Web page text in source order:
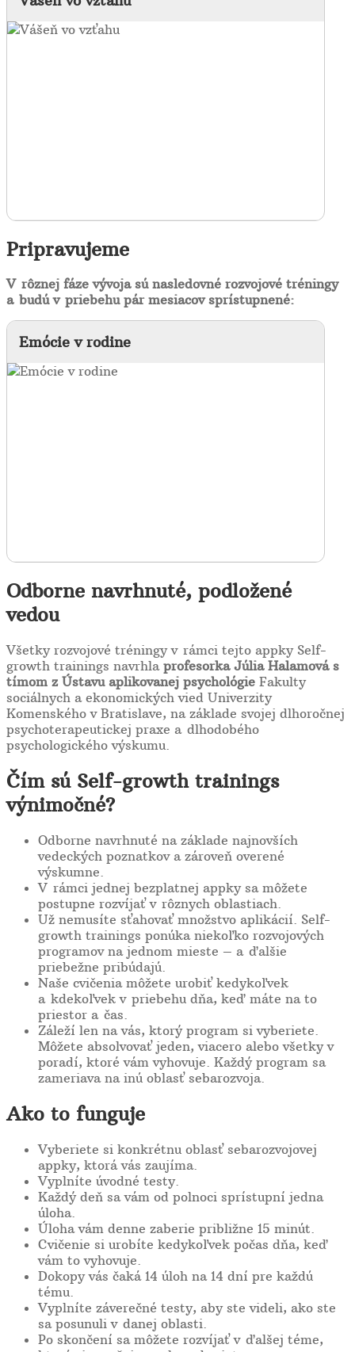
Pripravujeme
V rôznej fáze vývoja sú nasledovné rozvojové tréningy
a budú v priebehu pár mesiacov sprístupnené:
Emócie v rodine
Odborne navrhnuté, podložené
vedou
Všetky rozvojové tréningy v rámci tejto appky Self-
growth trainings navrhla profesorka Júlia Halamová s
tímom z Ústavuaplikovanej psychológie Fakulty
sociálnych a ekonomických vied Univerzity
Komenského v Bratislave, na základe svojej dlhoročnej
psychoterapeutickej praxe a dlhodobého
psychologického výskumu.
Čím sú Self-growth trainings
výnimočné?
Odborne navrhnuté na základe najnovších
vedeckých poznatkov a zároveň overené
výskumne.
V rámci jednej bezplatnej appky sa môžete
postupne rozvíjať v rôznych oblastiach.
Už nemusíte sťahovať množstvo aplikácií. Self-
growth trainings ponúka niekoľko rozvojových
programov na jednom mieste – a ďalšie
priebežne pribúdajú.
Naše cvičenia môžete urobiť kedykoľvek
a kdekoľvek v priebehu dňa, keď máte na to
priestor a čas.
Záleží len na vás, ktorý program si vyberiete.
Môžete absolvovať jeden, viacero alebo všetky v
poradí, ktoré vám vyhovuje. Každý program sa
zameriava na inú oblasť sebarozvoja.
Ako to funguje
Vyberiete si konkrétnu oblasť sebarozvojovej
appky, ktorá vás zaujíma.
Vyplníte úvodné testy.
Každý deň sa vám od polnoci sprístupní jedna
úloha.
Úloha vám denne zaberie približne 15 minút.
Cvičenie si urobíte kedykoľvek počas dňa, keď
vám to vyhovuje.
Dokopy vás čaká 14 úloh na 14 dní pre každú
tému.
Vyplníte záverečné testy, aby ste videli, ako ste
sa posunuli v danej oblasti.
Po skončení sa môžete rozvíjať v ďalšej téme,